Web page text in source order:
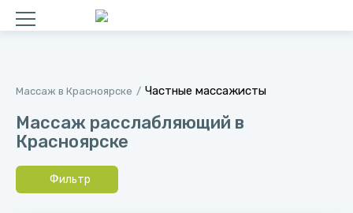
Массаж в Красноярске Частные массажисты
Массаж расслабляющий в
Красноярске
Фильтр